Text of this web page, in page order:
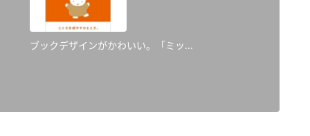
ブックデザインがかわいい。「ミッ...